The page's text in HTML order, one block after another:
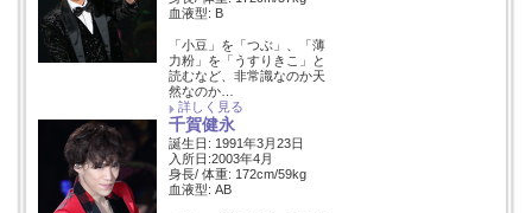
血液型: B
「小豆」を「つぶ」、「薄
力粉」を「うすりきこ」と
読むなど、非常識なのか天
然なのか…
詳しく見る
千賀健永
誕生日: 1991年3月23日
入所日:2003年4月
身長/ 体重: 172cm/59kg
血液型: AB